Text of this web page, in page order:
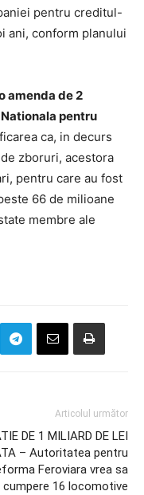
pentru creditul-
ani, conform planului
amenda de 2
pentru
ca, in decurs
zboruri, acestora
pentru care au fost
66 de milioane
membre ale
Articolul următor
DE 1 MILIARD DE LEI
– Autoritatea pentru
Feroviara vrea sa
cumpere 16 locomotive